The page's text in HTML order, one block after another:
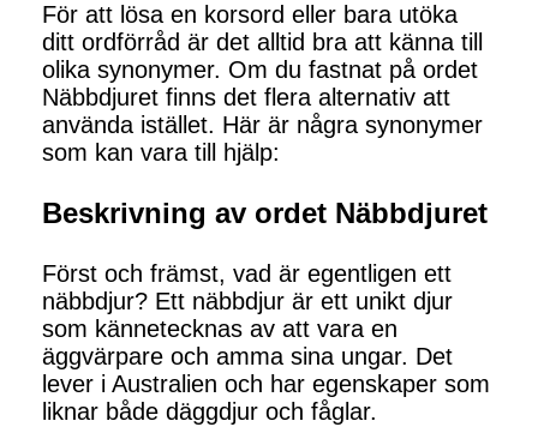
För att lösa en korsord eller bara utöka
ditt ordförråd är det alltid bra att känna till
olika synonymer. Om du fastnat på ordet
Näbbdjuret finns det flera alternativ att
använda istället. Här är några synonymer
som kan vara till hjälp:
Beskrivning av ordet Näbbdjuret
Först och främst, vad är egentligen ett
näbbdjur? Ett näbbdjur är ett unikt djur
som kännetecknas av att vara en
äggvärpare och amma sina ungar. Det
lever i Australien och har egenskaper som
liknar både däggdjur och fåglar.